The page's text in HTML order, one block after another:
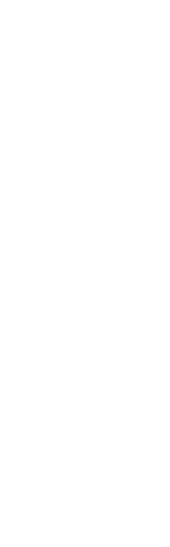
qui utilise :